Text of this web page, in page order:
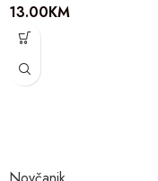
13.00KM